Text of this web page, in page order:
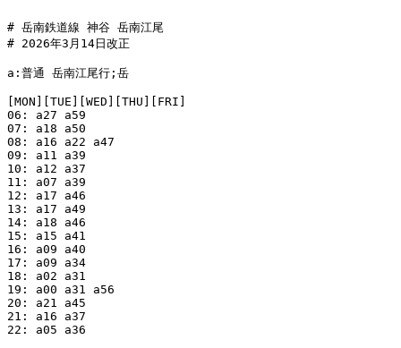
# 岳南鉄道線 神谷 岳南江尾
# 2026年3月14日改正
a:普通 岳南江尾行;岳
[MON][TUE][WED][THU][FRI]
06: a27 a59
07: a18 a50
08: a16 a22 a47
09: a11 a39
10: a12 a37
11: a07 a39
12: a17 a46
13: a17 a49
14: a18 a46
15: a15 a41
16: a09 a40
17: a09 a34
18: a02 a31
19: a00 a31 a56
20: a21 a45
21: a16 a37
22: a05 a36